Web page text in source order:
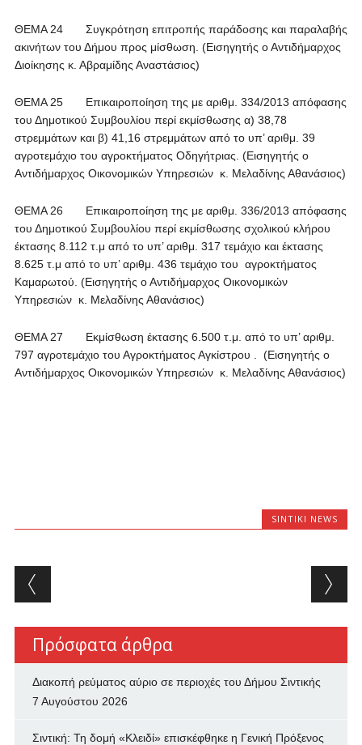
ΘΕΜΑ 24 Συγκρότηση επιτροπής παράδοσης και παραλαβής
ακινήτων του Δήμου προς μίσθωση. (Εισηγητής ο Αντιδήμαρχος
Διοίκησης κ. Αβραμίδης Αναστάσιος)
ΘΕΜΑ 25 Επικαιροποίηση της με αριθμ. 334/2013 απόφασης
του Δημοτικού Συμβουλίου περί εκμίσθωσης α) 38,78
στρεμμάτων και β) 41,16 στρεμμάτων από το υπ’ αριθμ. 39
αγροτεμάχιο του αγροκτήματος Οδηγήτριας. (Εισηγητής ο
Αντιδήμαρχος Οικονομικών Υπηρεσιών κ. Μελαδίνης Αθανάσιος)
ΘΕΜΑ 26 Επικαιροποίηση της με αριθμ. 336/2013 απόφασης
του Δημοτικού Συμβουλίου περί εκμίσθωσης σχολικού κλήρου
έκτασης 8.112 τ.μ από το υπ’ αριθμ. 317 τεμάχιο και έκτασης
8.625 τ.μ από το υπ’ αριθμ. 436 τεμάχιο του αγροκτήματος
Καμαρωτού. (Εισηγητής ο Αντιδήμαρχος Οικονομικών
Υπηρεσιών κ. Μελαδίνης Αθανάσιος)
ΘΕΜΑ 27 Εκμίσθωση έκτασης 6.500 τ.μ. από το υπ’ αριθμ.
797 αγροτεμάχιο του Αγροκτήματος Αγκίστρου . (Εισηγητής ο
Αντιδήμαρχος Οικονομικών Υπηρεσιών κ. Μελαδίνης Αθανάσιος)
SINTIKI NEWS
Post navigation
Πρόσφατα άρθρα
Διακοπή ρεύματος αύριο σε περιοχές του Δήμου Σιντικής
7 Αυγούστου 2026
Σιντική: Τη δομή «Κλειδί» επισκέφθηκε η Γενική Πρόξενος